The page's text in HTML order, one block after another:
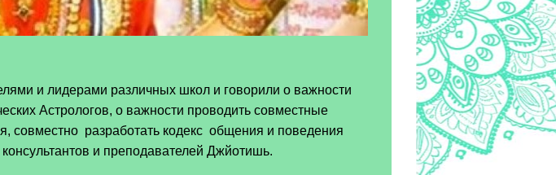
и лидерами различных школ и говорили о важности
Астрологов, о важности проводить совместные
разработать кодекс общения и поведения
и преподавателей Джйотишь.